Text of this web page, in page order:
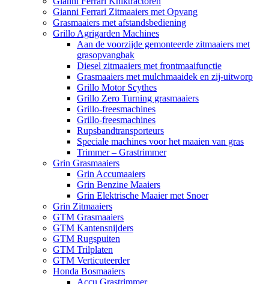
Gianni Ferrari Zitmaaiers met Opvang
Grasmaaiers met afstandsbediening
Grillo Agrigarden Machines
Aan de voorzijde gemonteerde zitmaaiers met
grasopvangbak
Diesel zitmaaiers met frontmaaifunctie
Grasmaaiers met mulchmaaidek en zij-uitworp
Grillo Motor Scythes
Grillo Zero Turning grasmaaiers
Grillo-freesmachines
Grillo-freesmachines
Rupsbandtransporteurs
Speciale machines voor het maaien van gras
Trimmer – Grastrimmer
Grin Grasmaaiers
Grin Accumaaiers
Grin Benzine Maaiers
Grin Elektrische Maaier met Snoer
Grin Zitmaaiers
GTM Grasmaaiers
GTM Kantensnijders
GTM Rugspuiten
GTM Trilplaten
GTM Verticuteerder
Honda Bosmaaiers
Accu Grastrimmer